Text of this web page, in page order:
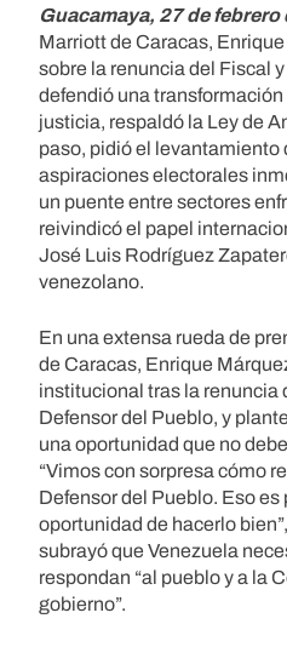
Guacamaya, 27 de febrero
Marriott de Caracas,
sobre la renuncia del Fiscal
defendió una
justicia, respaldó la Ley de
paso, pidió el levantamiento
aspiraciones electorales
un puente entre sectores
reivindicó el papel
José Luis Rodríguez
venezolano.
En una extensa rueda de
de Caracas, Enrique
institucional tras la renuncia
Defensor del Pueblo, y
una oportunidad que no
“Vimos con sorpresa cómo
Defensor del Pueblo. Eso
oportunidad de hacerlo
subrayó que Venezuela
respondan “al pueblo y a la
gobierno”.